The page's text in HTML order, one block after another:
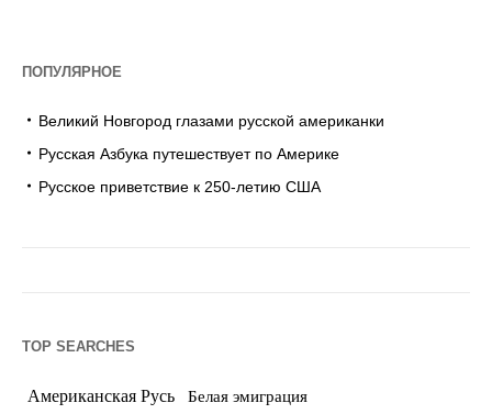
ПОПУЛЯРНОЕ
Великий Новгород глазами русской американки
Русская Азбука путешествует по Америке
Русское приветствие к 250-летию США
TOP SEARCHES
Американская Русь Белая эмиграция